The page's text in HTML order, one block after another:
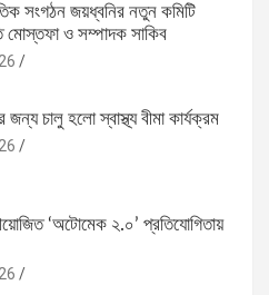
সংগঠন জয়ধ্বনির নতুন কমিটি
মোস্তফা ও সম্পাদক সাকিব
জন্য চালু হলো স্বাস্থ্য বীমা কার্যক্রম
‘অটোমেক ২.০’ প্রতিযোগিতায়